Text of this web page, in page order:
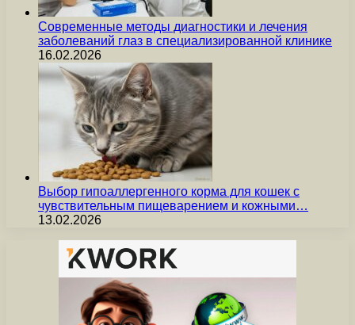
Современные методы диагностики и лечения
заболеваний глаз в специализированной клинике
16.02.2026
Выбор гипоаллергенного корма для кошек с
чувствительным пищеварением и кожными…
13.02.2026